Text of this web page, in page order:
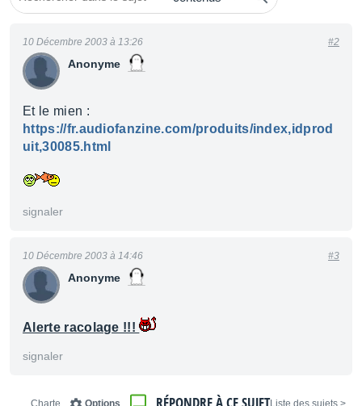
Anonyme
10 Décembre 2003 à 13:26 #2
Et le mien :
https://fr.audiofanzine.com/produits/index,idprod
uit,30085.html
signaler
Anonyme
10 Décembre 2003 à 14:46 #3
Alerte racolage !!!
signaler
< Liste des sujets
Options
Charte